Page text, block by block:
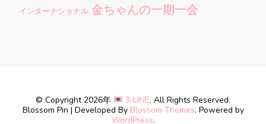
インターナショナル 金ちゃんの一期一会
© Copyright 2026年 3-LINE. All Rights Reserved.
Blossom Pin | Developed By Blossom Themes. Powered by
WordPress.